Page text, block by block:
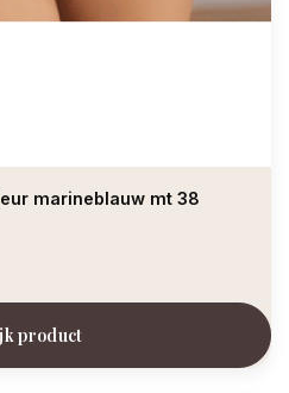
kleur marineblauw mt 38
product